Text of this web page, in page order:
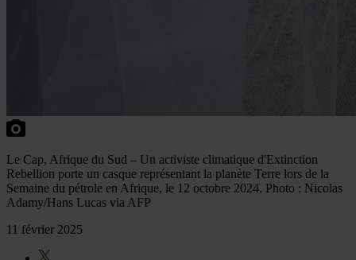
Le Cap, Afrique du Sud – Un activiste climatique d'Extinction
Rebellion porte un casque représentant la planète Terre lors de la
Semaine du pétrole en Afrique, le 12 octobre 2024. Photo : Nicolas
Adamy/Hans Lucas via AFP
11 février 2025